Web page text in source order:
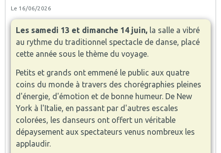
Le 16/06/2026
Les samedi 13 et dimanche 14 juin,la salle a vibré
au rythme du traditionnel spectacle de danse, placé
cette année sous le thème du voyage.
Petits et grands ont emmené le public aux quatre
coins du monde à travers des chorégraphies pleines
d'énergie, d'émotion et de bonne humeur. De New
York à l'Italie, en passant par d'autres escales
colorées, les danseurs ont offert un véritable
dépaysement aux spectateurs venus nombreux les
applaudir.